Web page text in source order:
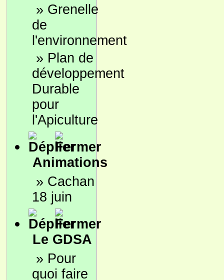
» Grenelle
de
l'environnement
» Plan de
développement
Durable
pour
l'Apiculture
Animations
» Cachan
18 juin
Le GDSA
» Pour
quoi faire